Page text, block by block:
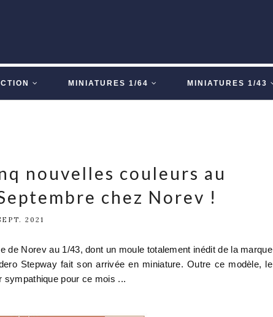
MINIATURES 1/64 MINIATURES 1/43
nouvelles couleurs au
chez Norev !
2021
de Norev au 1/43, dont un moule totalement inédit de la marque
Stepway fait son arrivée en miniature. Outre ce modèle, le
sympathique pour ce mois ...